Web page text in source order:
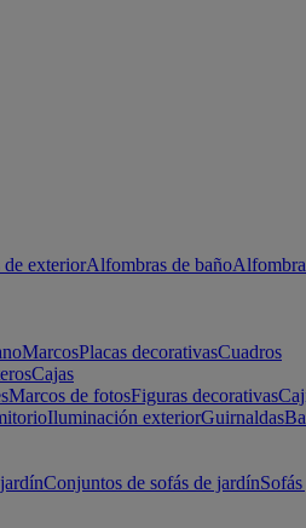
exteriorAlfombras de baño
MarcosPlacas decorativasCuadros
Cajas
Marcos de fotosFiguras decorativas
Iluminación exteriorGuirnaldas
Conjuntos de sofás de jardín